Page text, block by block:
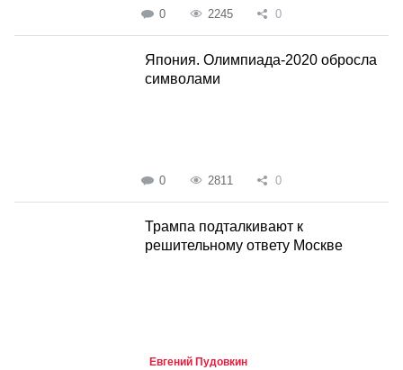
0 2245 0
Япония. Олимпиада-2020 обросла
символами
0 2811 0
Трампа подталкивают к
решительному ответу Москве
Евгений Пудовкин